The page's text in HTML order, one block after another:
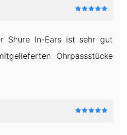
Shure In-Ears ist sehr gut
Ohrpassstücke